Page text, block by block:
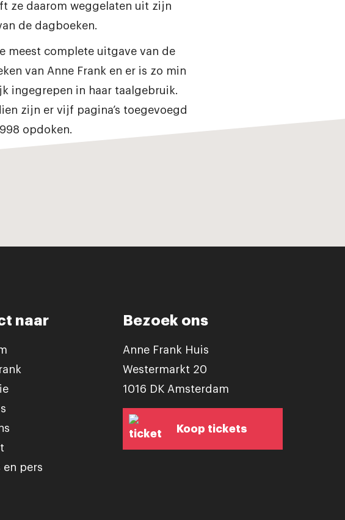
ze daarom weggelaten uit zijn
de dagboeken.
meest complete uitgave van de
van Anne Frank en er is zo min
ingegrepen in haar taalgebruik.
zijn er vijf pagina’s toegevoegd
opdoken.
naar
en pers
Bezoek ons
Anne Frank Huis
Westermarkt 20
1016 DK Amsterdam
Koop tickets